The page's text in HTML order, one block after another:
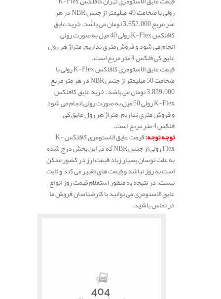
رولی با ضخامت 40 میلیمتر از جنس NBR در هر
متر مربع 3.652.000 تومان می باشد. خرید عایق
کافلکس K-Flex رولی 40 میل به صورت رولی
انجام می شود و فروش متری نداریم. متراژ هر رول
عایق کی فلکس 4 متر مربع است.
قیمت عایق الاستومری کافلکس K-Flex رولی با
ضخامت 50 میلیمتر از جنس NBR در هر متر مربع
3.839.000 تومان می باشد. خرید عایق کافلکس
K-Flex رولی 50 میل به صورت رولی انجام می شود
و فروش متری نداریم. متراژ هر رول عایق کی
فلکس 4 متر مربع است.
توجه توجه:
قیمت عایق الاستومری کافلکس K-
Flex رولی از جنس NBR که در این بخش درج شده
به علت نوسان بسیار زیاد قیمت ارز در کشور ممکن
است به روز نباشد و قیمت های تغییر می کند و ثابت
نیست. در نتیجه به منظور استعلام قیمت روز انواع
عایق الاستومری می توانید با کارشناسان فروش ما
در تماس باشید.